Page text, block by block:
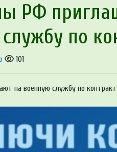
PФ
по
101
на военную службу по